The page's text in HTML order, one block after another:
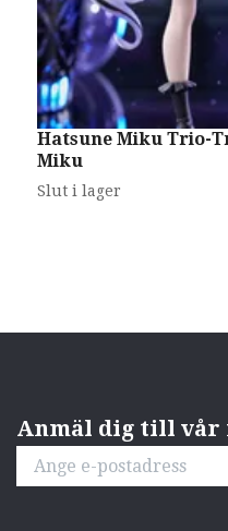
Hatsune Miku Trio-
Miku
Slut i lager
Anmäl dig till vår